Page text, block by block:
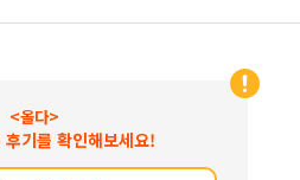
수
<올다>
기를 확인해보세요!